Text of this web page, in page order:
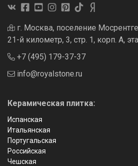
г. Москва, поселение
21-й километр, 3, стр. 1, корп. А,
+7 (495) 179-37-37
info@royalstone.ru
Керамическая плитка:
Испанская
Итальянская
Португальская
Российская
Чешская